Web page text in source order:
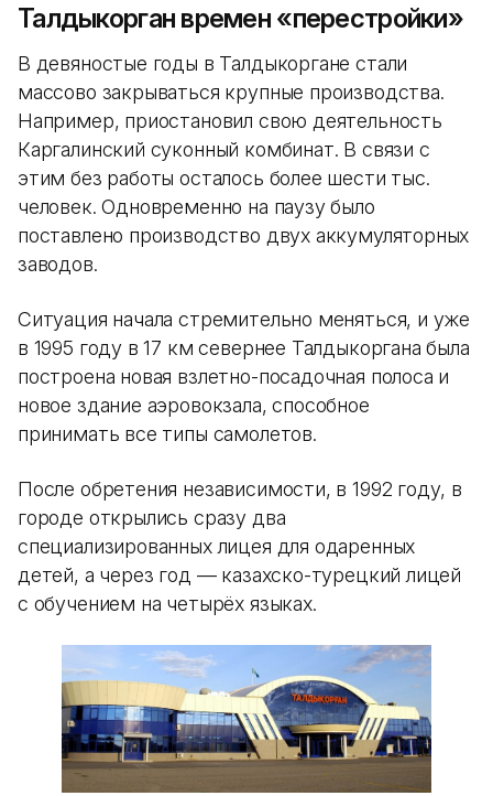
Талдыкорган времен «перестройки»
В девяностые годы в Талдыкоргане стали
массово закрываться крупные производства.
Например, приостановил свою деятельность
Каргалинский суконный комбинат. В связи с
этим без работы осталось более шести тыс.
человек. Одновременно на паузу было
поставлено производство двух аккумуляторных
заводов.
Ситуация начала стремительно меняться, и уже
в 1995 году в 17 км севернее Талдыкоргана была
построена новая взлетно-посадочная полоса и
новое здание аэровокзала, способное
принимать все типы самолетов.
После обретения независимости, в 1992 году, в
городе открылись сразу два
специализированных лицея для одаренных
детей, а через год — казахско-турецкий лицей
с обучением на четырёх языках.